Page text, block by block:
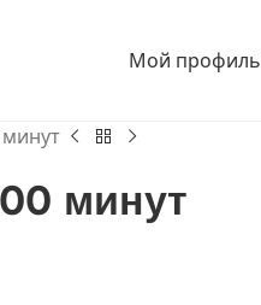
Мой профиль
минут